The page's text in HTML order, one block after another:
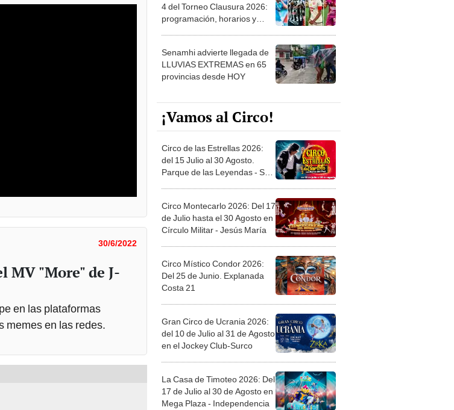
30/6/2022
MV "More" de J-
en las plataformas
memes en las redes.
4 del Torneo Clausura 2026:
programación, horarios y
Senamhi advierte llegada de
LLUVIAS EXTREMAS en 65
provincias desde HOY
¡Vamos al Circo!
Circo de las Estrellas 2026:
del 15 Julio al 30 Agosto.
Parque de las Leyendas - San
Circo Montecarlo 2026: Del 17
de Julio hasta el 30 Agosto en
Círculo Militar - Jesús María
Circo Místico Condor 2026:
Del 25 de Junio. Explanada
Costa 21
Gran Circo de Ucrania 2026:
del 10 de Julio al 31 de Agosto
en el Jockey Club-Surco
La Casa de Timoteo 2026: Del
17 de Julio al 30 de Agosto en
Mega Plaza - Independencia